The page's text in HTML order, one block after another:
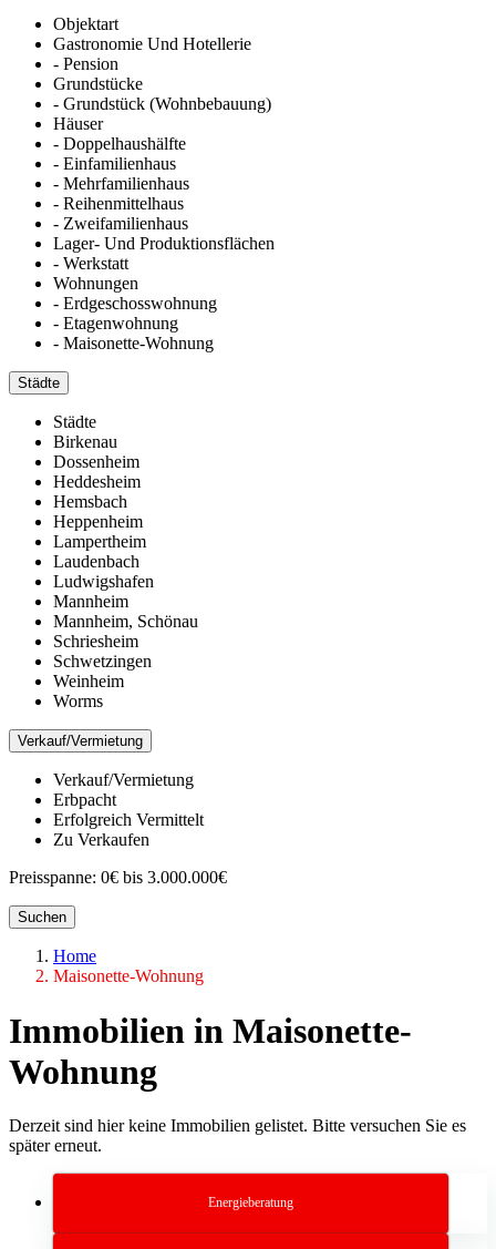
Objektart
Gastronomie Und Hotellerie
- Pension
Grundstücke
- Grundstück (Wohnbebauung)
Häuser
- Doppelhaushälfte
- Einfamilienhaus
- Mehrfamilienhaus
- Reihenmittelhaus
- Zweifamilienhaus
Lager- Und Produktionsflächen
- Werkstatt
Wohnungen
- Erdgeschosswohnung
- Etagenwohnung
- Maisonette-Wohnung
Städte
Städte
Birkenau
Dossenheim
Heddesheim
Hemsbach
Heppenheim
Lampertheim
Laudenbach
Ludwigshafen
Mannheim
Mannheim, Schönau
Schriesheim
Schwetzingen
Weinheim
Worms
Verkauf/Vermietung
Verkauf/Vermietung
Erbpacht
Erfolgreich Vermittelt
Zu Verkaufen
Preisspanne: 0€ bis 3.000.000€
Suchen
Home
Maisonette-Wohnung
Immobilien in Maisonette-
Wohnung
Derzeit sind hier keine Immobilien gelistet. Bitte versuchen Sie es
später erneut.
Energieberatung